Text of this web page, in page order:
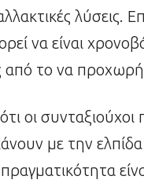
λύσεις.
να είναι
από το να
οι
με την